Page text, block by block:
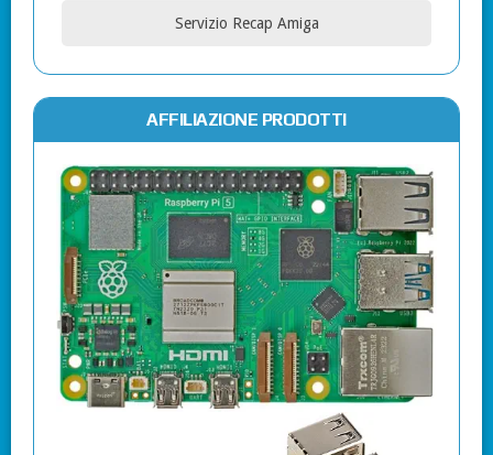
Servizio Recap Amiga
AFFILIAZIONE PRODOTTI